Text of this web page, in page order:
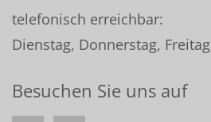
telefonisch erreichbar:
Dienstag, Donnerstag, Freitag
Besuchen Sie uns auf